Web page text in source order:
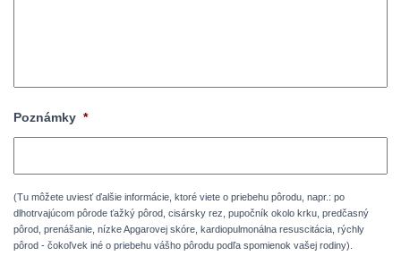
Poznámky *
(Tu môžete uviesť ďalšie informácie, ktoré viete o priebehu pôrodu, napr.: po
dlhotrvajúcom pôrode ťažký pôrod, cisársky rez, pupočník okolo krku, predčasný
pôrod, prenášanie, nízke Apgarovej skóre, kardiopulmonálna resuscitácia, rýchly
pôrod - čokoľvek iné o priebehu vášho pôrodu podľa spomienok vašej rodiny).